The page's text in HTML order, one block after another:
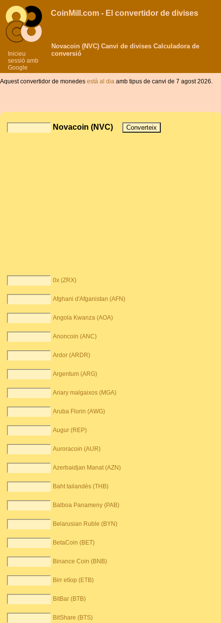
Inicieu
sessió amb
Google
CoinMill.com - El convertidor de divises
Novacoin (NVC) Canvi de divises Calculadora de
conversió
Aquest convertidor de monedes està al dia amb tipus de canvi de 7 agost 2026.
Novacoin (NVC)
0x (ZRX)
Afghani d'Afganistan (AFN)
Angola Kwanza (AOA)
Anoncoin (ANC)
Ardor (ARDR)
Argentum (ARG)
Ariary malgaixos (MGA)
Aruba Florin (AWG)
Augur (REP)
Auroracoin (AUR)
Azerbaidjan Manat (AZN)
Baht tailandès (THB)
Balboa Panameny (PAB)
Belarusian Ruble (BYN)
BetaCoin (BET)
Binance Coin (BNB)
Birr etíop (ETB)
BitBar (BTB)
BitShare (BTS)